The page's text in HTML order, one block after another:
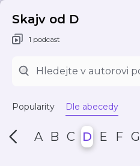
Skajv od D
1 podcast
Popularity Dle abecedy
A B C D E F G